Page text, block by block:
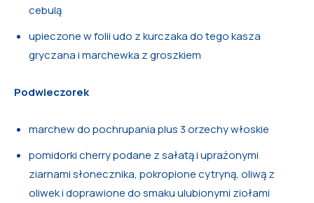
cebulą
upieczone w folii udo z kurczaka do tego kasza
gryczana i marchewka z groszkiem
Podwieczorek
marchew do pochrupania plus 3 orzechy włoskie
pomidorki cherry podane z sałatą i uprażonymi
ziarnami słonecznika, pokropione cytryną, oliwą z
oliwek i doprawione do smaku ulubionymi ziołami